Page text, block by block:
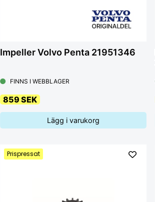
Impeller Volvo Penta 21951346
FINNS I WEBBLAGER
859 SEK
Lägg i varukorg
Prispressat